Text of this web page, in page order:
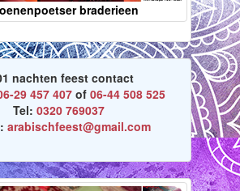
braderieen
nachten feest contact
29 457 407of 06-44 508 525
Tel: 0320 769037
arabischfeest@gmail.com